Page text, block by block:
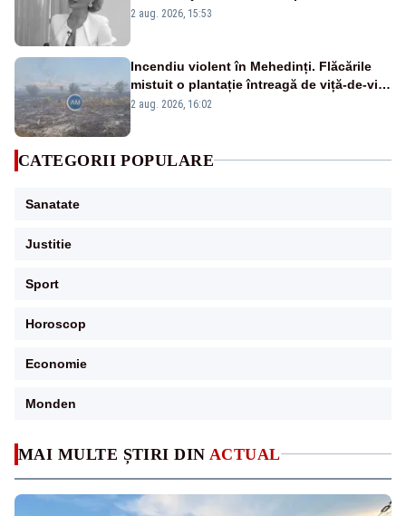
MAI MULTE ȘTIRI DIN ACTUAL
rând știrile pentru dobrogeni
2 aug. 2026, 15:53
Incendiu violent în Mehedinți. Flăcările
mistuit o plantație întreagă de viță-de-vie
și au pătruns în pădure
2 aug. 2026, 16:02
CATEGORII POPULARE
Sanatate
Justitie
Sport
Horoscop
Economie
Monden